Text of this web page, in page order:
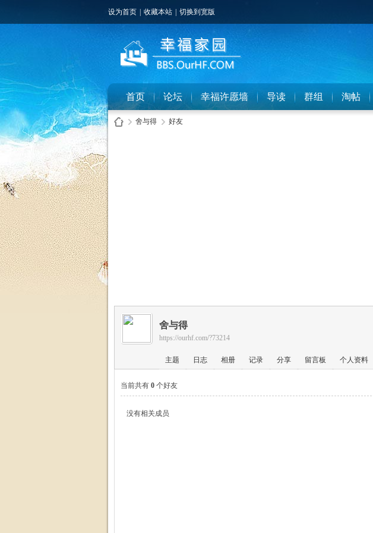
设为首页 收藏本站 切换到宽版
首页 论坛 幸福许愿墙 导读 群组 淘帖
舍与得 好友
舍与得
https://ourhf.com/?73214
主题 日志 相册 记录 分享 留言板 个人资料
当前共有 0 个好友
没有相关成员